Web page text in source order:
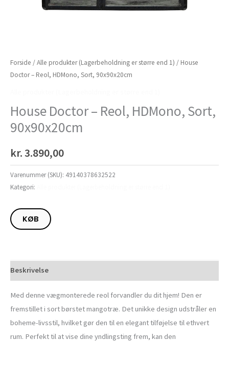
Forside /Alle produkter (Lagerbeholdning er større end 1) / House
Doctor – Reol, HDMono, Sort, 90x90x20cm
House Doctor – Reol, HDMono, Sort,
90x90x20cm
kr. 3.890,00
Varenummer (SKU): 49140378632522
Kategori:
KØB
Beskrivelse
Med denne vægmonterede reol forvandler du dit hjem! Den er
fremstillet i sort børstet mangotræ. Det unikke design udstråler en
boheme-livsstil, hvilket gør den til en elegant tilføjelse til ethvert
rum. Perfekt til at vise dine yndlingsting frem, kan den